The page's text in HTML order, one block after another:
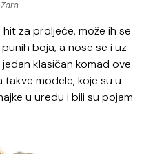
Zara
za proljeće, može ih se
boja, a nose se i uz
klasičan komad ove
modele, koje su u
u uredu i bili su pojam